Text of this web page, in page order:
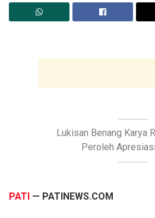
Lukisan Benang Karya
Peroleh
PATI — PATINEWS.COM